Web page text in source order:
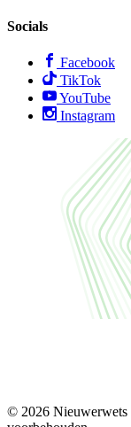
Socials
Facebook
TikTok
YouTube
Instagram
© 2026 Nieuwerwets